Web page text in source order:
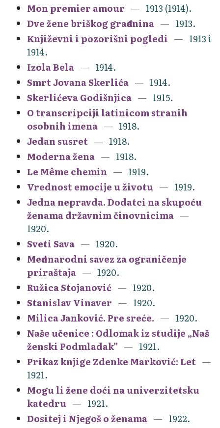
Mon premier amour
1913 (1914).
Dve žene briškog građanina
1913.
Književni i pozorišni pogledi
1913 i
1914.
Izola Bela
1914.
Smrt Jovana Skerlića
1914.
Skerlićeva Godišnjica
1915.
O transcripciji latinicom stranih
osobnih imena
1918.
Jedan susret
1918.
Moderna žena
1918.
Le Même chemin
1919.
Vrednost emocije u životu
1919.
Jedna nepravda. Dodatci na skupoću
ženama državnim činovnicima
1920.
Sveti Sava
1920.
Međunarodni savez za ograničenje
priraštaja
1920.
Ružica Stojanović
1920.
Stanislav Vinaver
1920.
Milica Janković. Pre sreće.
1920.
Naše učenice : Odlomak iz studije „Naš
ženski Podmladak”
1921.
Prikaz knjige Zdenke Marković: Let
1921.
Mogu li žene doći na univerzitetsku
katedru
1921.
Dositej i Njegoš o ženama
1922.